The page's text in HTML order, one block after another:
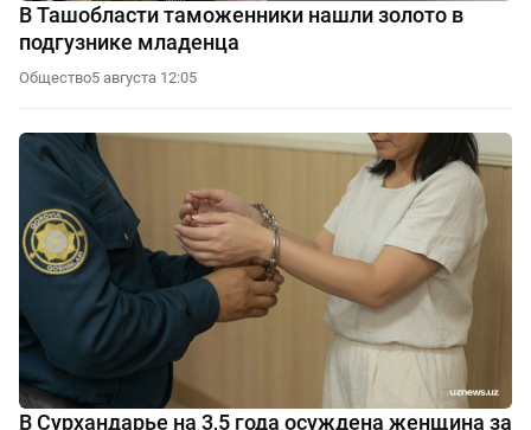
В Ташобласти таможенники нашли золото в
подгузнике младенца
Общество5 августа 12:05
В Сурхандарье на 3,5 года осуждена женщина за